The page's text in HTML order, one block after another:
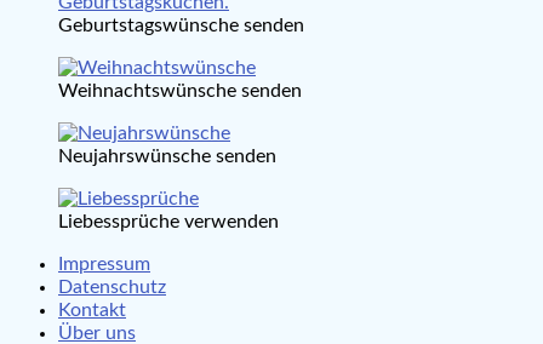
Geburtstagswünsche senden
Weihnachtswünsche senden
Neujahrswünsche senden
Liebessprüche verwenden
Impressum
Datenschutz
Kontakt
Über uns